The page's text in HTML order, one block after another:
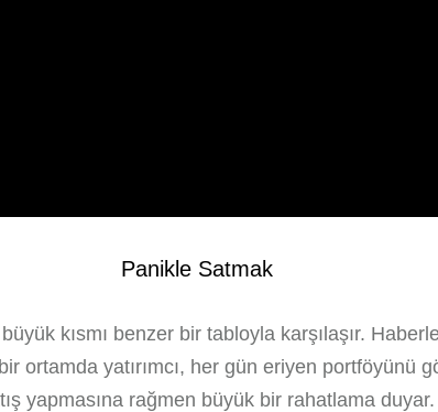
Panikle Satmak
kısmı benzer bir tabloyla karşılaşır.
ortamda yatırımcı, her gün eriyen portföyünü
yapmasına rağmen büyük bir rahatlama